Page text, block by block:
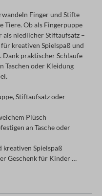
Finger und Stifte
Tiere. Ob als Fingerpuppe
niedlicher Stiftaufsatz –
kreativen Spielspaß und
praktischer Schlaufe
Taschen oder Kleidung
Stiftaufsatz oder
Plüsch
an Tasche oder
kreativen Spielspaß
Geschenk für Kinder